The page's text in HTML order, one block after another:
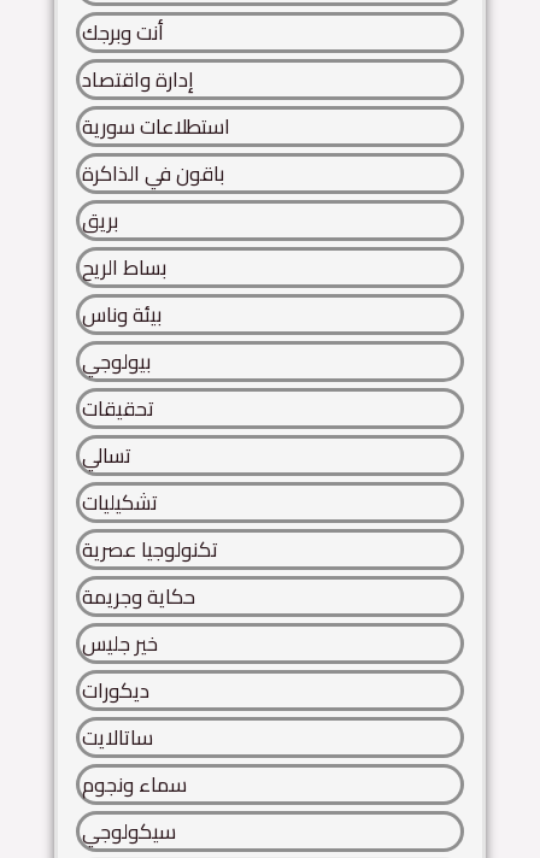
أنت وبرجك
إدارة واقتصاد
استطلاعات سورية
باقون في الذاكرة
بريق
بساط الريح
بيئة وناس
بيولوجي
تحقيقات
تسالي
تشكيليات
تكنولوجيا عصرية
حكاية وجريمة
خير جليس
ديكورات
ساتالايت
سماء ونجوم
سيكولوجي